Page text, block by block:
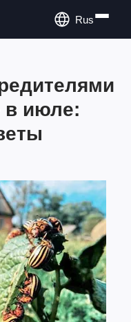
Rus
в июле: